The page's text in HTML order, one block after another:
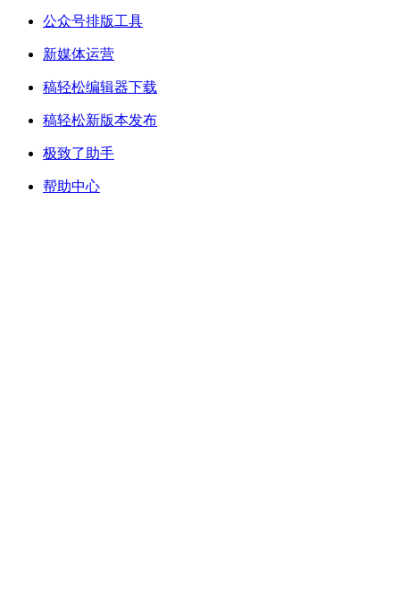
公众号排版工具
新媒体运营
稿轻松编辑器下载
稿轻松新版本发布
极致了助手
帮助中心